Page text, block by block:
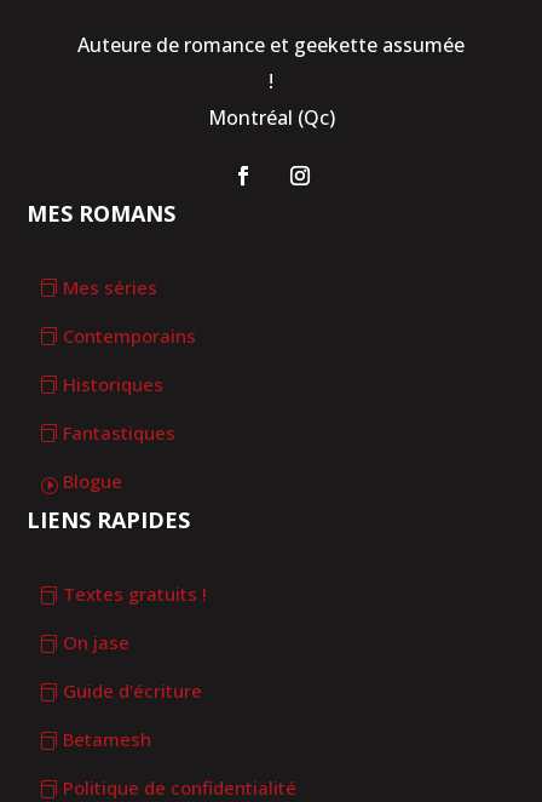
MES ROMANS
Mes séries
Contemporains
Historiques
Fantastiques
Blogue
Auteure de romance et geekette assumée
!
Montréal (Qc)
LIENS RAPIDES
Textes gratuits !
On jase
Guide d'écriture
Betamesh
Politique de confidentialité